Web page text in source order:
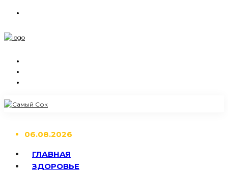
06.08.2026
ГЛАВНАЯ
ЗДОРОВЬЕ